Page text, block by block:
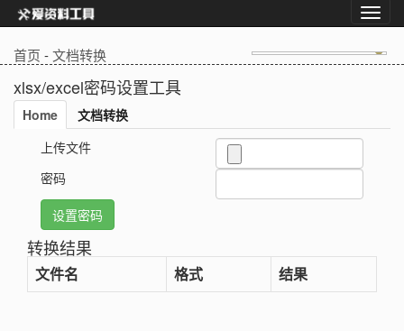
首页 -文档转换
xlsx/excel密码设置工具
Home
文档转换
上传文件
密码
转换结果
文件名 格式 结果